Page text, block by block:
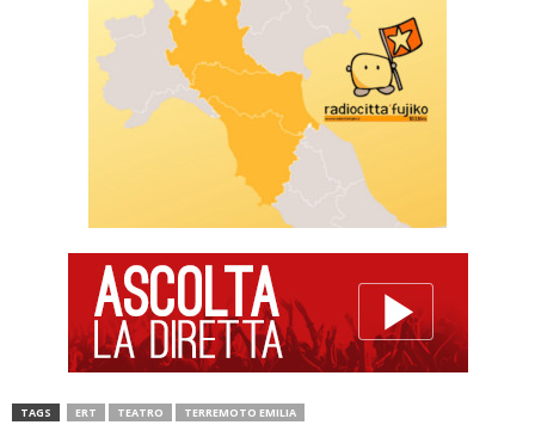
TAGS ERT TEATRO TERREMOTO EMILIA